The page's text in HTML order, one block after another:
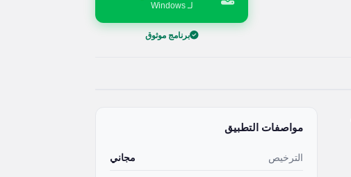
لـ Windows
برنامج موثوق
مواصفات التطبيق
الترخيص مجاني